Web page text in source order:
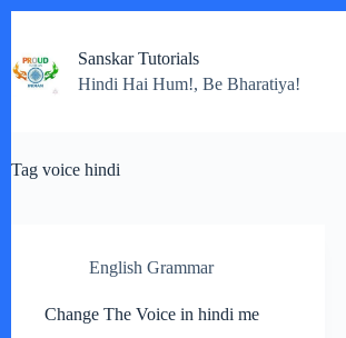
content
Sanskar Tutorials
Hindi Hai Hum!, Be Bharatiya!
Tag voice hindi
English Grammar
Change The Voice in hindi me